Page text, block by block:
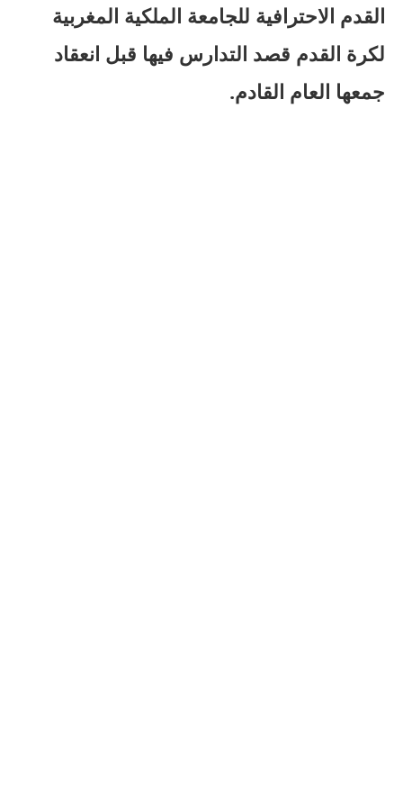
القدم الاحترافية للجامعة الملكية المغربية
لكرة القدم قصد التدارس فيها قبل انعقاد
جمعها العام القادم.